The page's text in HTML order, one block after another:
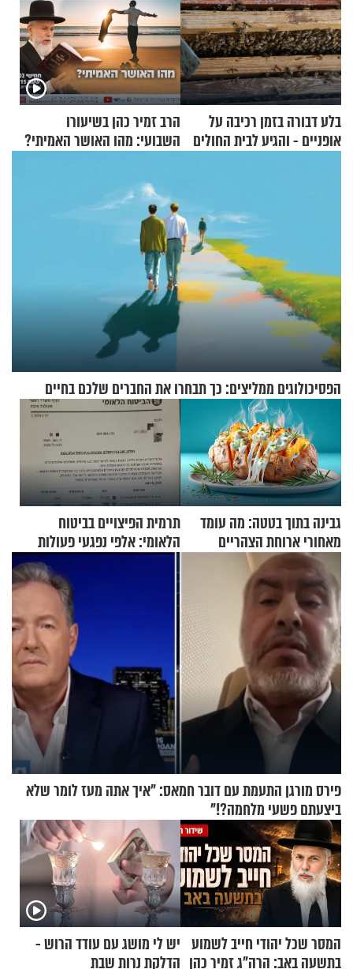
בלע דבורה בזמן רכיבה על
אופניים - והגיע לבית החולים
הרב זמיר כהן בשיעורו
השבועי: מהו האושר האמיתי?
הפסיכולוגים ממליצים: כך תבחרו את החברים שלכם בחיים
גבינה בתוך בטטה: מה עומד
מאחורי ארוחת הצהריים
שכבשה את הרשת?
תרמית הפיצויים בביטוח
הלאומי: אלפי נפגעי פעולות
איבה קיבלו כספים במירמה
פירס מורגן התעמת עם דובר חמאס: "איך אתה מעז לומר שלא
ביצעתם פשעי מלחמה?!"
המסר שכל יהודי חייב לשמוע
בתשעה באב: הרה"ג זמיר כהן
יש לי מושג עם עודד הרוש -
הדלקת נרות שבת